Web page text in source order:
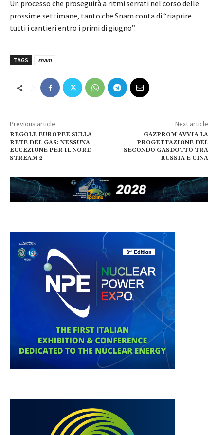
Un processo che proseguirà a ritmi serrati nel corso delle
prossime settimane, tanto che Snam conta di “riaprire
tutti i cantieri entro i primi di giugno”.
TAGS snam
Previous article
REGOLE EUROPEE SULLA
RETE DEL GAS: NESSUNA
ECCEZIONE PER IL NORD
STREAM 2
Next article
GAZPROM AVVIA LA
PROGETTAZIONE DEL
SECONDO GASDOTTO TRA
RUSSIA E CINA